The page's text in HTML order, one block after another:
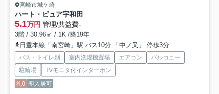
宮崎市城ケ崎
ハート・ピュア宇和田
5.1万円 管理/共益費-
3階 / 30.96㎡ / 1K /築19年
日豊本線「南宮崎」駅 バス10分 「中ノ又」 停歩3分
バス・トイレ別 室内洗濯機置場 エアコン
バルコニー
駐輪場
TVモニタ付インターホン
礼0 即入居可